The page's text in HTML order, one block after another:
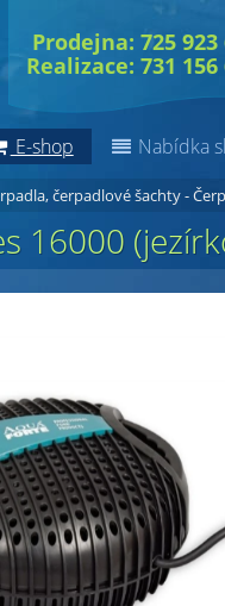
čerpadlové šachty -
16000
E-shop Nabídka
Prodejna: 725 923
Realizace: 731 156